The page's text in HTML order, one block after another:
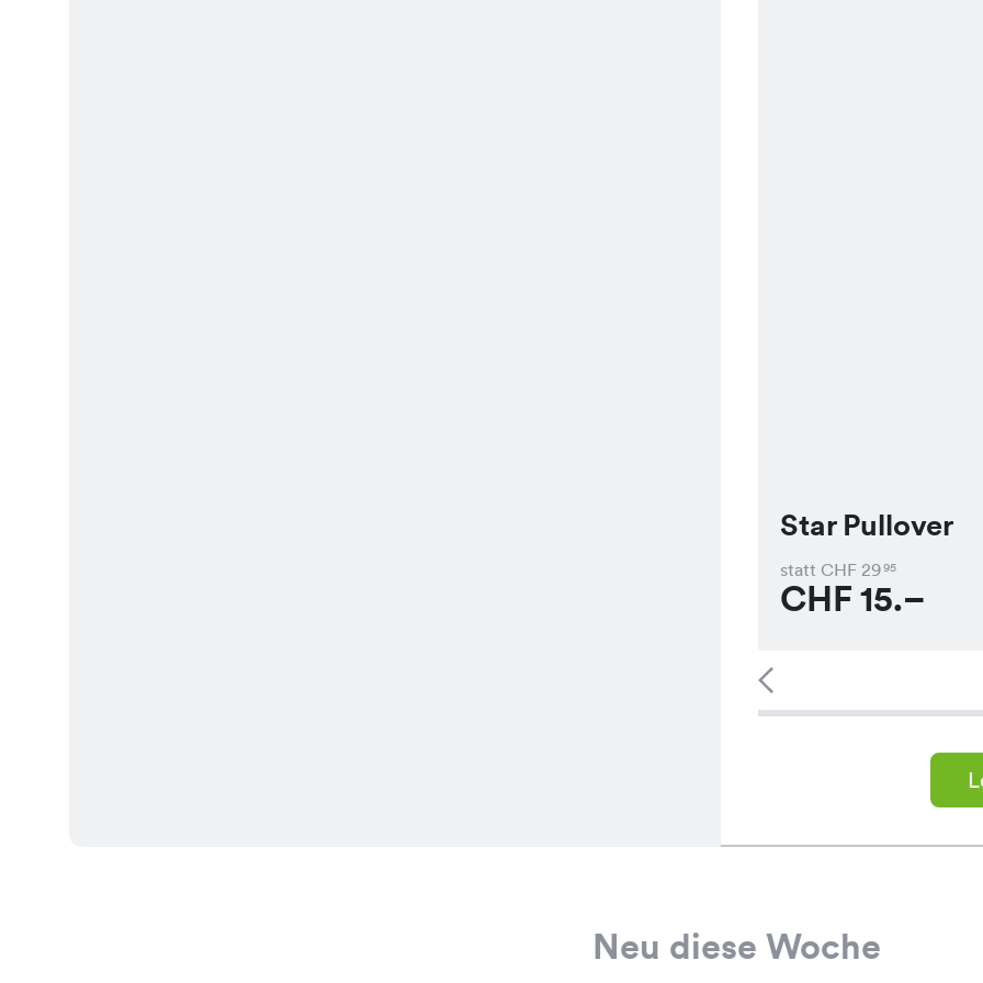
Star Pullover
statt CHF 2995
CHF 15.–
Neu diese Woche